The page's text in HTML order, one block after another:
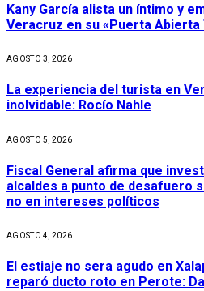
Kany García alista un íntimo y
Veracruz en su «Puerta Abierta
AGOSTO 3, 2026
La experiencia del turista en
inolvidable: Rocío Nahle
AGOSTO 5, 2026
Fiscal General afirma que
alcaldes a punto de desafuero
no en intereses políticos
AGOSTO 4, 2026
El estiaje no sera agudo en
reparó ducto roto en Perote: